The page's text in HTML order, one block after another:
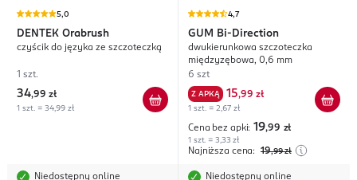
5,0
DENTEK Orabrush
czyścik do języka ze szczoteczką
1 szt.
34,99 zł
1 szt. = 34,99 zł
Niedostępny online
4,7
GUM Bi-Direction
dwukierunkowa szczoteczka
międzyzębowa, 0,6 mm
6 szt
Z APKĄ 15,99 zł
1 szt. = 2,67 zł
Cena bez apki: 19,99 zł
1 szt. = 3,33 zł
Najniższa cena: 19,99 zł
Niedostępny online